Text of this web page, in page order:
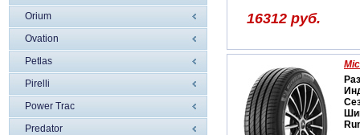
Orium
Ovation
Petlas
Pirelli
Power Trac
Predator
16312 руб.